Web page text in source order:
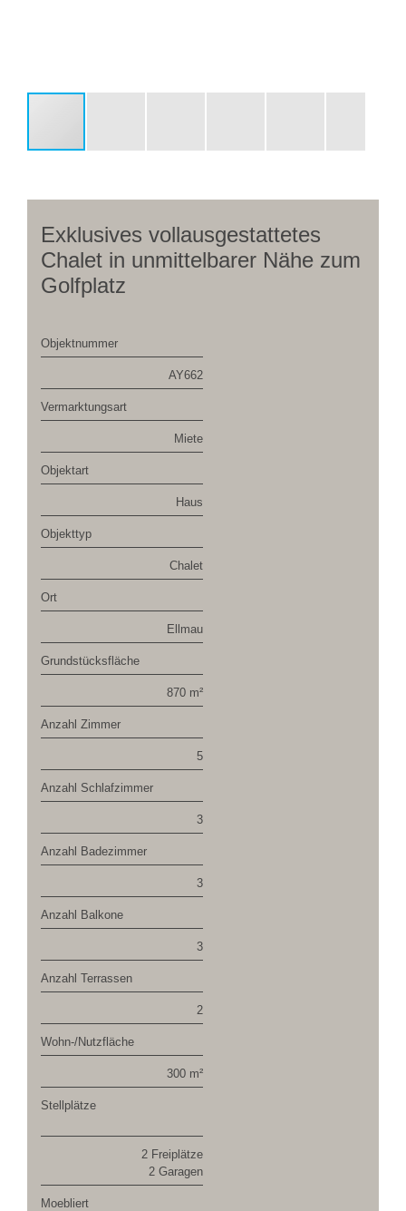
Exklusives vollausgestattetes
Chalet in unmittelbarer Nähe zum
Golfplatz
Objektnummer
AY662
Vermarktungsart
Miete
Objektart
Haus
Objekttyp
Chalet
Ort
Ellmau
Grundstücksfläche
870 m²
Anzahl Zimmer
5
Anzahl Schlafzimmer
3
Anzahl Badezimmer
3
Anzahl Balkone
3
Anzahl Terrassen
2
Wohn-/Nutzfläche
300 m²
Stellplätze
2 Freiplätze
2 Garagen
Moebliert